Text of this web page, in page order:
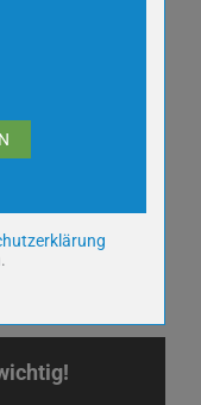
der Besucher
von Cookies.
ein Video Dienst
player-bandwidth